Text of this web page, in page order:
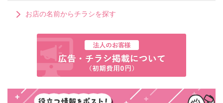
お店の名前からチラシを探す